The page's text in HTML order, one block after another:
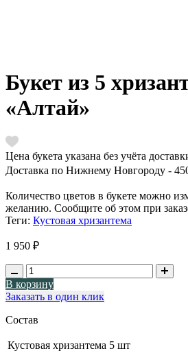
Букет из 5
«Алтай»
Цена букета указана без учёта
Доставка по Нижнему Новгороду -
Количество цветов в букете можно
желанию. Сообщите об этом при
Теги: Кустовая хризантема
1 950 ₽
В корзину
Заказать в один клик
Состав
Кустовая хризантема 5 шт